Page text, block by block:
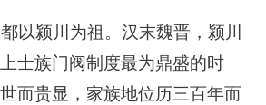
以颍川为祖。汉末魏晋，颍川
士族门阀制度最为鼎盛的时
而贵显，家族地位历三百年而